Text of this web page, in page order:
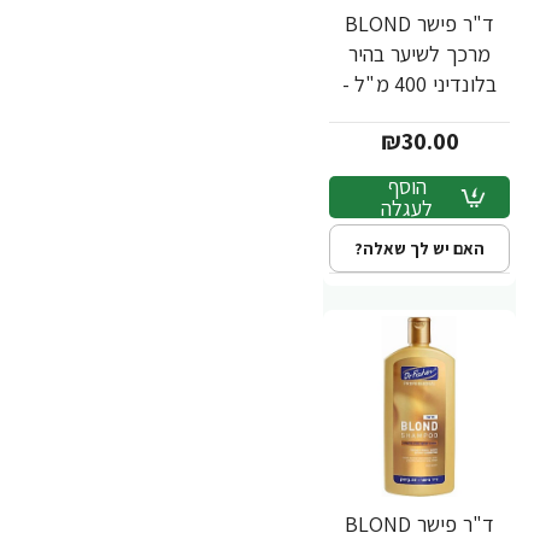
ד"ר פישר BLOND
מרכך לשיער בהיר
בלונדיני 400 מ"ל -
₪30.00
הוסף
לעגלה
האם יש לך שאלה?
ד"ר פישר BLOND